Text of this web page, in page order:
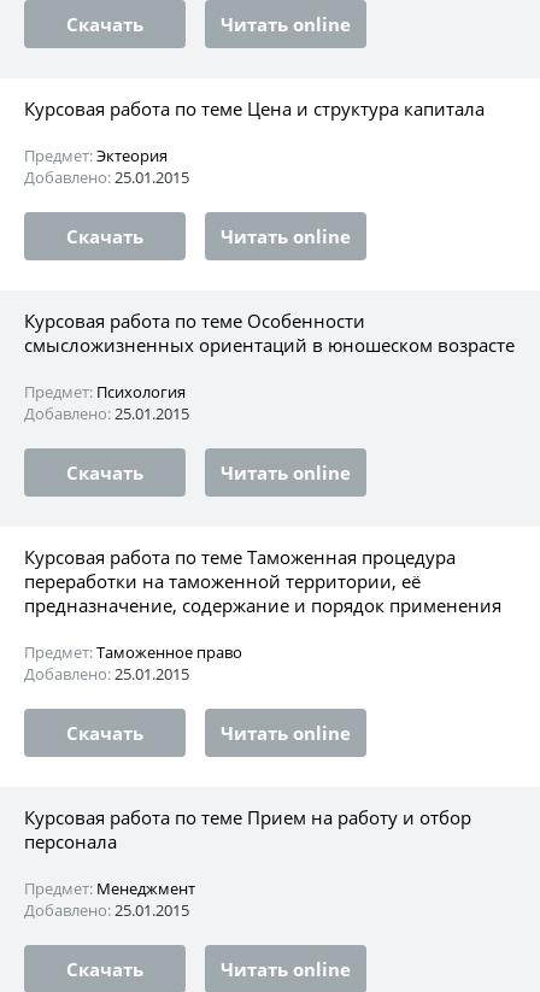
Скачать Читать online
Курсовая работа по теме Цена и структура капитала
Предмет:Эктеория
Добавлено:25.01.2015
Скачать Читать online
Курсовая работа по теме Особенности
смысложизненных ориентаций в юношеском возрасте
Предмет: Психология
Добавлено:25.01.2015
Скачать Читать online
Курсовая работа по теме Таможенная процедура
переработки на таможенной территории, её
предназначение, содержание и порядок применения
Предмет:Таможенное право
Добавлено:25.01.2015
Скачать Читать online
Курсовая работа по теме Прием на работу и отбор
персонала
Предмет: Менеджмент
Добавлено:25.01.2015
Скачать Читать online